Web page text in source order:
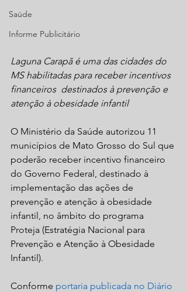
Saúde
Informe Publicitário
Laguna Carapã é uma das cidades do
MS habilitadas para receber incentivos
financeiros  destinados à prevenção e
atenção à obesidade infantil
O Ministério da Saúde autorizou 11
municípios de Mato Grosso do Sul que
poderão receber incentivo financeiro
do Governo Federal, destinado à
implementação das ações de
prevenção e atenção à obesidade
infantil, no âmbito do programa
Proteja (Estratégia Nacional para
Prevenção e Atenção à Obesidade
Infantil).
Conforme portaria publicada no Diário